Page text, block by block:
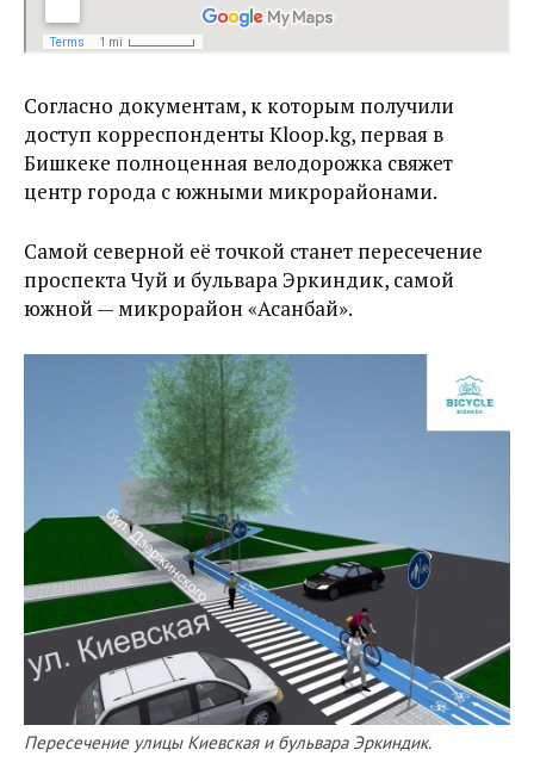
Согласно документам, к которым получили
доступ корреспонденты Kloop.kg, первая в
Бишкеке полноценная велодорожка свяжет
центр города с южными микрорайонами.
Самой северной её точкой станет пересечение
проспекта Чуй и бульвара Эркиндик, самой
южной — микрорайон «Асанбай».
Пересечение улицы Киевская и бульвара Эркиндик.